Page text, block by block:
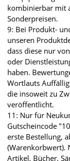
kombinierbar mit
Sonderpreisen.
9: Bei Produkt-
unseren
dass diese nur
oder
haben.
Wortlauts
die insoweit zu
veröffentlicht.
11: Nur für
Gutscheincode
erste Bestellung,
(Warenkorbwert).
Artikel, Bücher,